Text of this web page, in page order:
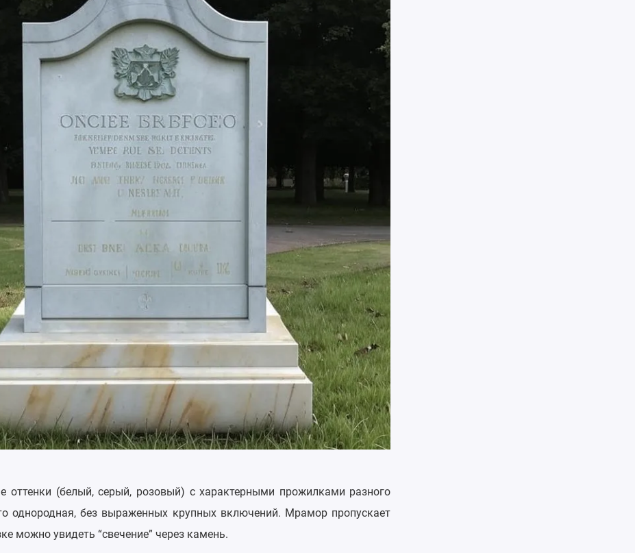
оттенки (белый, серый, розовый) с характерными прожилками разного
однородная, без выраженных крупных включений. Мрамор пропускает
можно увидеть “свечение” через камень.